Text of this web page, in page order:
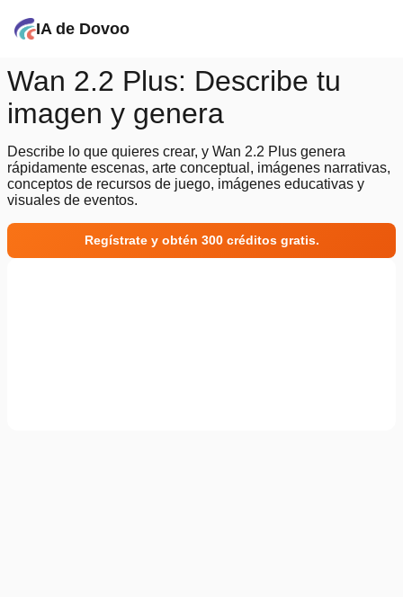
IA de Dovoo
Wan 2.2 Plus: Describe tu
imagen y genera
Describe lo que quieres crear, y Wan 2.2 Plus genera
rápidamente escenas, arte conceptual, imágenes narrativas,
conceptos de recursos de juego, imágenes educativas y
visuales de eventos.
Regístrate y obtén 300 créditos gratis.